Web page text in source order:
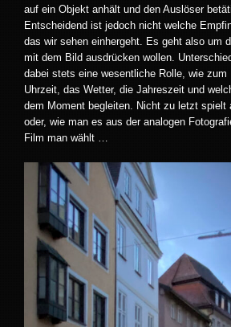
auf ein Objekt anhält und den Auslöser
Entscheidend ist jedoch nicht welche
das wir sehen einhergeht. Es geht also um
mit dem Bild ausdrücken wollen.
dabei stets eine wesentliche Rolle, wie
Uhrzeit, das Wetter, die Jahreszeit und
dem Moment begleiten. Nicht zu letzt spielt
oder, wie man es aus der analogen
Film man wählt …